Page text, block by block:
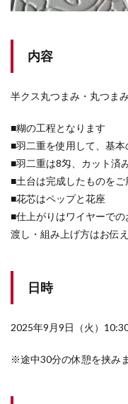
内容
半クス丸つまみ・丸つま
■糊の工程となります
■羽二重を使用して、基本
■羽二重は8匁、カット済
■土台は完成したものをご
■花芯はペップと花座
■仕上がりはワイヤーで
渡し・組み上げ方はお伝え
日時
2025年9月9日（火）
※途中30分の休憩を挟み